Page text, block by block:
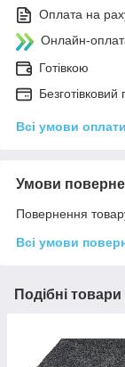
Оплата на
Онлайн-
Готівкою
Безготівковий
Всі умови оплати
Умови
Повернення
Всі умови
Подібні товари